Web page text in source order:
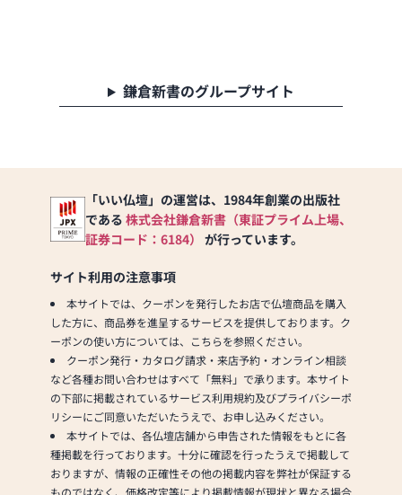
鎌倉新書のグループサイト
「いい仏壇」の運営は、1984年創業の出版社
である 株式会社鎌倉新書（東証プライム上場、
証券コード：6184） が行っています。
サイト利用の注意事項
本サイトでは、クーポンを発行したお店で仏壇商品を購入
した方に、商品券を進呈するサービスを提供しております。ク
ーポンの使い方については、こちらを参照ください。
クーポン発行・カタログ請求・来店予約・オンライン相談
など各種お問い合わせはすべて「無料」で承ります。本サイト
の下部に掲載されているサービス利用規約及びプライバシーポ
リシーにご同意いただいたうえで、お申し込みください。
本サイトでは、各仏壇店舗から申告された情報をもとに各
種掲載を行っております。十分に確認を行ったうえで掲載して
おりますが、情報の正確性その他の掲載内容を弊社が保証する
ものではなく、価格改定等により掲載情報が現状と異なる場合